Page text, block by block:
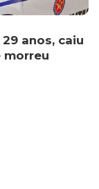
anos, caiu
morreu